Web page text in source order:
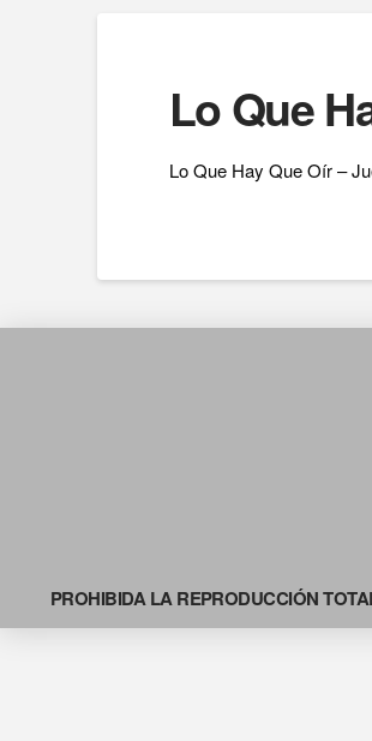
Lo Que
Lo Que Hay Que Oír –
PROHIBIDA LA REPRODUCCIÓN